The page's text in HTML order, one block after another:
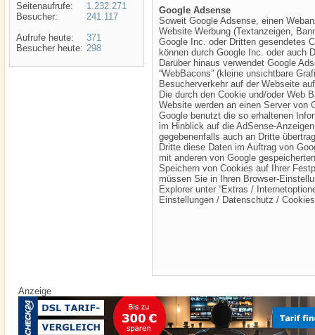
Seitenaufrufe:
Besucher:
Aufrufe heute:
Besucher heute:
1.232.271
241.117
371
298
Google Adsense
Soweit Google Adsense, einen
Website Werbung (Textanzeigen,
Google Inc. oder Dritten gesendetes
können durch Google Inc. oder auch
Darüber hinaus verwendet Google
“WebBacons” (kleine unsichtbare
Besucherverkehr auf der Webseite
Die durch den Cookie und/oder Web
Website werden an einen Server von
Google benutzt die so erhaltenen
im Hinblick auf die AdSense-
gegebenenfalls auch an Dritte
Dritte diese Daten im Auftrag von
mit anderen von Google
Speichern von Cookies auf Ihrer
müssen Sie in Ihren Browser-
Explorer unter “Extras /
Einstellungen / Datenschutz /
Anzeige